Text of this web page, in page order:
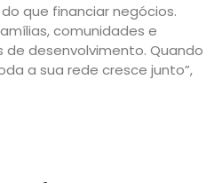
que financiar negócios.
comunidades e
de desenvolvimento. Quando
a sua rede cresce junto”,